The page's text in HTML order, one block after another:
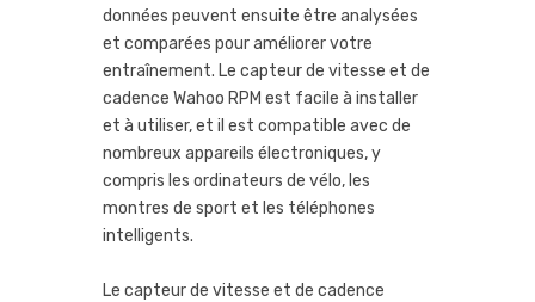
données peuvent ensuite être analysées
et comparées pour améliorer votre
entraînement. Le capteur de vitesse et de
cadence Wahoo RPM est facile à installer
et à utiliser, et il est compatible avec de
nombreux appareils électroniques, y
compris les ordinateurs de vélo, les
montres de sport et les téléphones
intelligents.
Le capteur de vitesse et de cadence